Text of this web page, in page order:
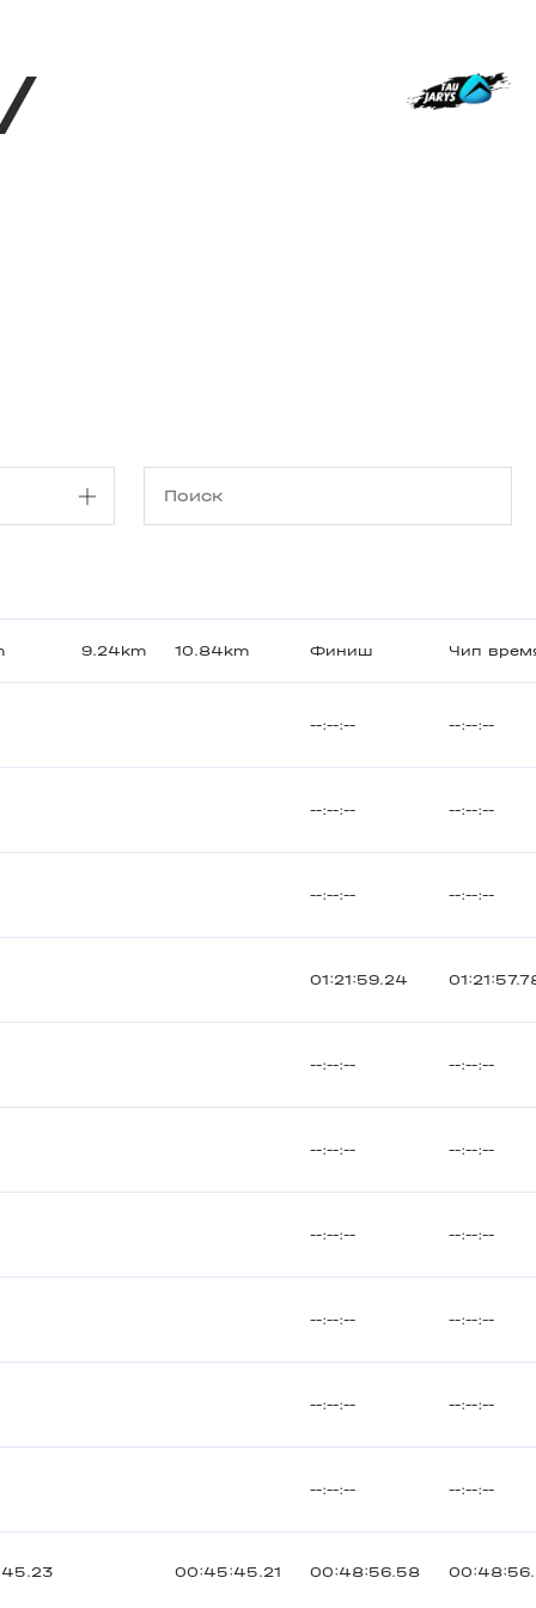
9.24km 10.84km Финиш Чип
--:--:-- --:--:--
--:--:-- --:--:--
--:--:-- --:--:--
01:21:59.24
--:--:-- --:--:--
--:--:-- --:--:--
--:--:-- --:--:--
--:--:-- --:--:--
--:--:-- --:--:--
--:--:-- --:--:--
00:45:45.21 00:48:56.58